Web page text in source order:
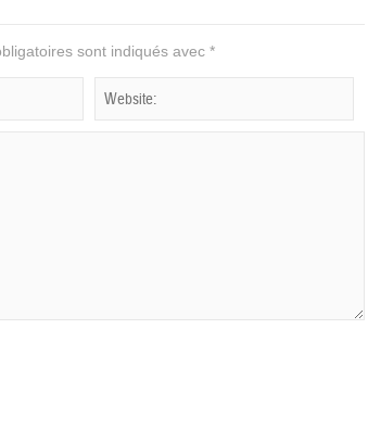
sont indiqués avec *